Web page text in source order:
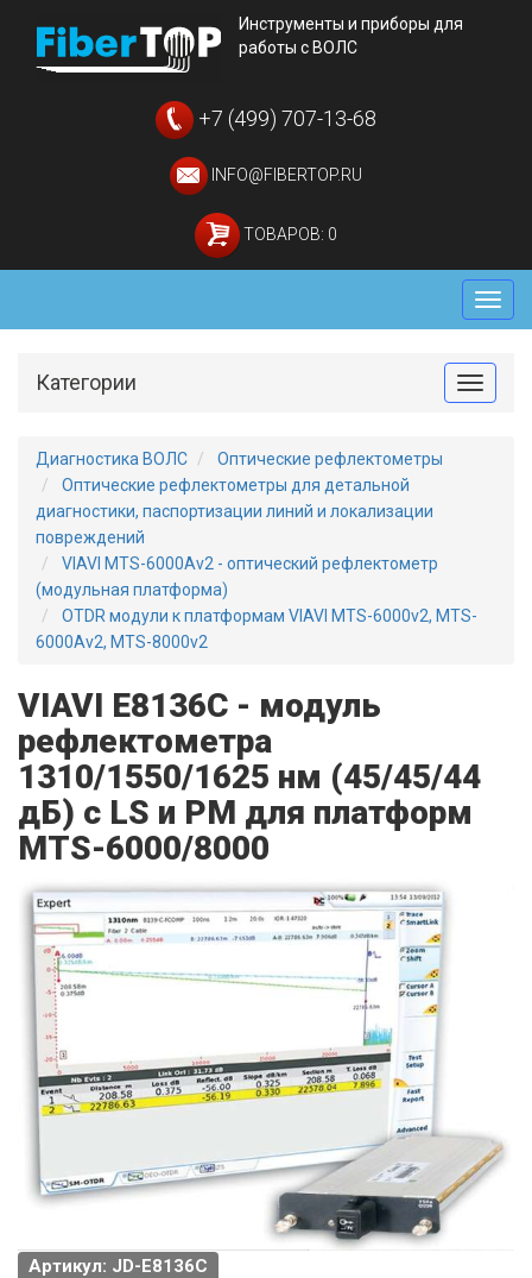
Инструменты и приборы для
работы с ВОЛС
+7 (499) 707-13-68
INFO@FIBERTOP.RU
ТОВАРОВ: 0
Меню
Toggle
Категории
Диагностика ВОЛС
Оптические рефлектометры
Оптические рефлектометры для детальной
диагностики, паспортизации линий и локализации
повреждений
VIAVI MTS-6000Av2 - оптический рефлектометр
(модульная платформа)
OTDR модули к платформам VIAVI MTS-6000v2, MTS-
6000Av2, MTS-8000v2
VIAVI E8136C - модуль
рефлектометра
1310/1550/1625 нм (45/45/44
дБ) с LS и PM для платформ
MTS-6000/8000
Артикул: JD-E8136C